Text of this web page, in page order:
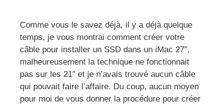
Comme vous le savez déjà, il y a déjà quelque
temps, je vous montrai comment créer votre
câble pour installer un SSD dans un iMac 27″,
malheureusement la technique ne fonctionnait
pas sur les 21″ et je n’avais trouvé aucun câble
qui pouvait faire l’affaire. Du coup, aucun moyen
pour moi de vous donner la procédure pour créer